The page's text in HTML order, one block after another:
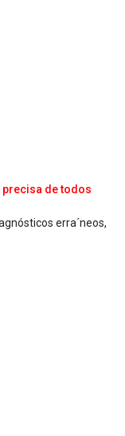
precisa de todos
erra´neos,